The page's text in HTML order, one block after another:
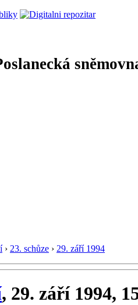
› 23. schůze › 29. září 1994
, 29. září 1994,